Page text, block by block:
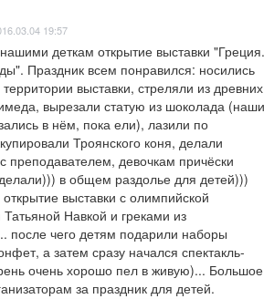
19:57
деткам открытие выставки "Греция.
Праздник всем понравился: носились
выставки, стреляли из древних
вырезали статую из шоколада (наши
в нём, пока ели), лазили по
Троянского коня, делали
преподавателем, девочкам причёски
в общем раздолье для детей)))
выставки с олимпийской
Навкой и греками из
после чего детям подарили наборы
а затем сразу начался спектакль-
очень хорошо пел в живую)... Большое
за праздник для детей.